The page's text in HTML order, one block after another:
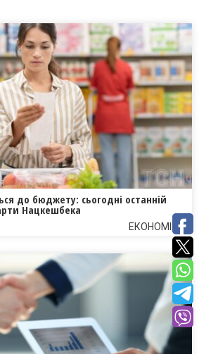
до бюджету: сьогодні останній
Нацкешбека
ЕКОНОМІКА